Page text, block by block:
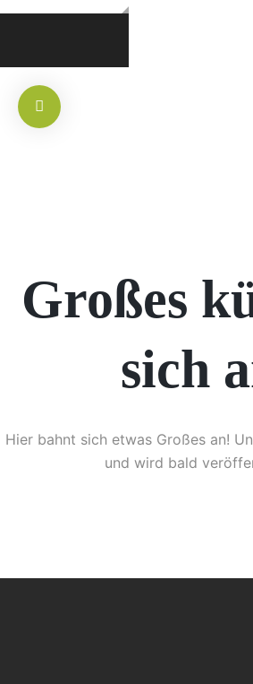
Großes
sich
Hier bahnt sich etwas Großes an!
und wird bald